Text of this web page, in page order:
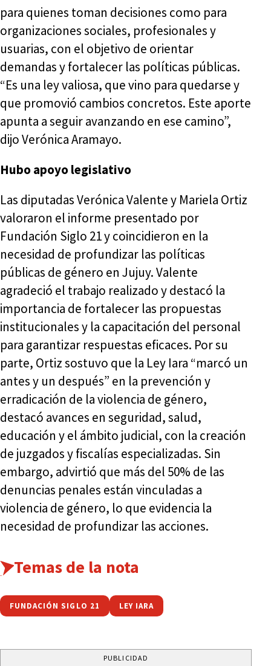
para quienes toman decisiones como para
organizaciones sociales, profesionales y
usuarias, con el objetivo de orientar
demandas y fortalecer las políticas públicas.
“Es una ley valiosa, que vino para quedarse y
que promovió cambios concretos. Este aporte
apunta a seguir avanzando en ese camino”,
dijo Verónica Aramayo.
Hubo apoyo legislativo
Las diputadas Verónica Valente y Mariela Ortiz
valoraron el informe presentado por
Fundación Siglo 21 y coincidieron en la
necesidad de profundizar las políticas
públicas de género en Jujuy. Valente
agradeció el trabajo realizado y destacó la
importancia de fortalecer las propuestas
institucionales y la capacitación del personal
para garantizar respuestas eficaces. Por su
parte, Ortiz sostuvo que la Ley Iara “marcó un
antes y un después” en la prevención y
erradicación de la violencia de género,
destacó avances en seguridad, salud,
educación y el ámbito judicial, con la creación
de juzgados y fiscalías especializadas. Sin
embargo, advirtió que más del 50% de las
denuncias penales están vinculadas a
violencia de género, lo que evidencia la
necesidad de profundizar las acciones.
Temas de la nota
FUNDACIÓN SIGLO 21 LEY IARA
PUBLICIDAD